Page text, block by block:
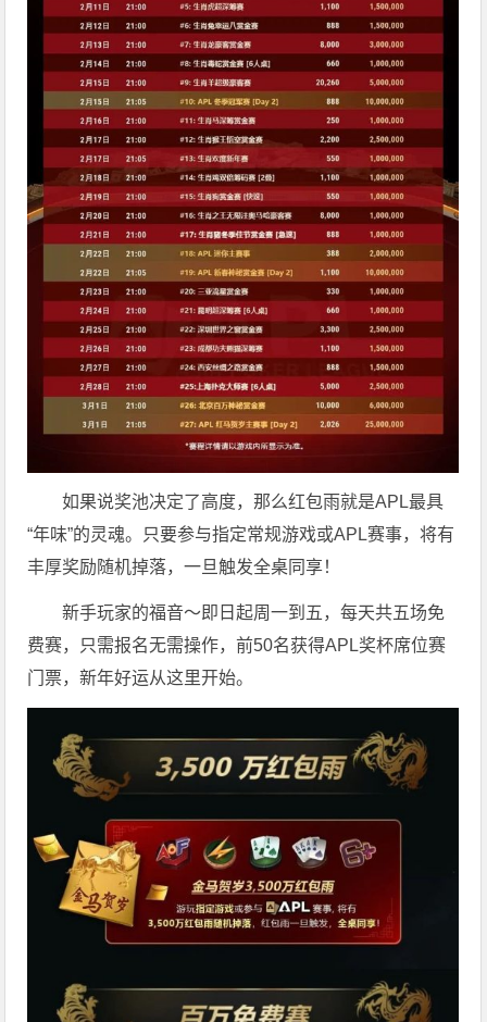
如果说奖池决定了高度，那么红包雨就是APL最具
“年味”的灵魂。只要参与指定常规游戏或APL赛事，将有
丰厚奖励随机掉落，一旦触发全桌同享！
新手玩家的福音～即日起周一到五，每天共五场免
费赛，只需报名无需操作，前50名获得APL奖杯席位赛
门票，新年好运从这里开始。